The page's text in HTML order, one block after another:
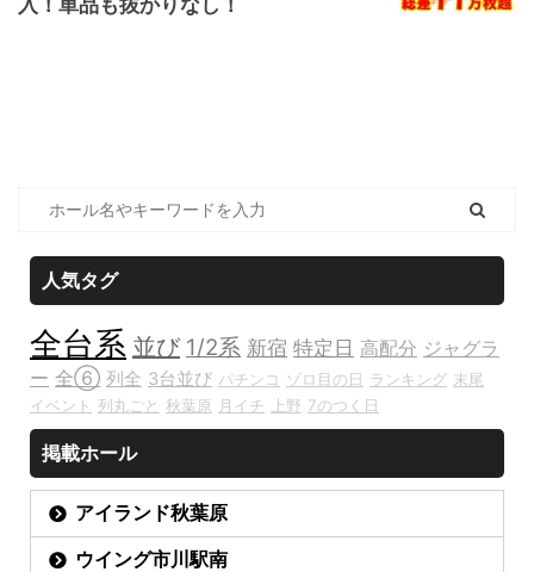
入！単品も抜かりなし！
人気タグ
全台系 並び 1/2系 新宿 特定日 高配分 ジャグラ
ー 全⑥ 列全 3台並び パチンコ ゾロ目の日 ランキング 末尾
イベント 列丸ごと 秋葉原 月イチ 上野 7のつく日
掲載ホール
アイランド秋葉原
ウイング市川駅南